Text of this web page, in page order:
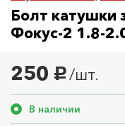
Болт катушки
Фокус-2 1.8-
250 руб. /шт.
В наличии